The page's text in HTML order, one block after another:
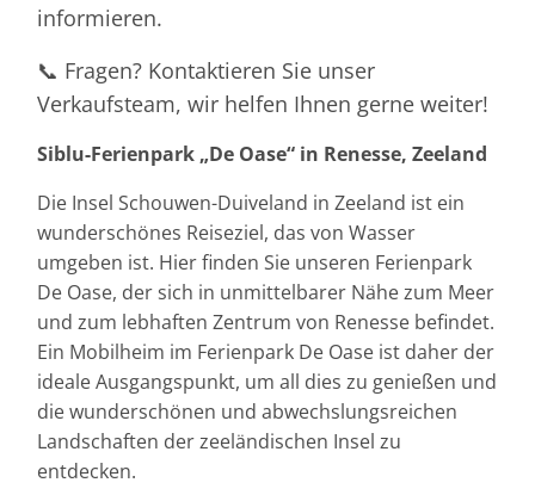
informieren.
📞 Fragen? Kontaktieren Sie unser
Verkaufsteam, wir helfen Ihnen gerne weiter!
Siblu-Ferienpark „De Oase“ in Renesse, Zeeland
Die Insel Schouwen-Duiveland in Zeeland ist ein
wunderschönes Reiseziel, das von Wasser
umgeben ist. Hier finden Sie unseren Ferienpark
De Oase, der sich in unmittelbarer Nähe zum Meer
und zum lebhaften Zentrum von Renesse befindet.
Ein Mobilheim im Ferienpark De Oase ist daher der
ideale Ausgangspunkt, um all dies zu genießen und
die wunderschönen und abwechslungsreichen
Landschaften der zeeländischen Insel zu
entdecken.